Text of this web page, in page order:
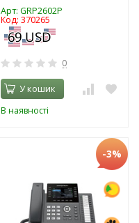
Арт: GRP2602P
Код: 370265
0
У кошик
В наявності
-3%